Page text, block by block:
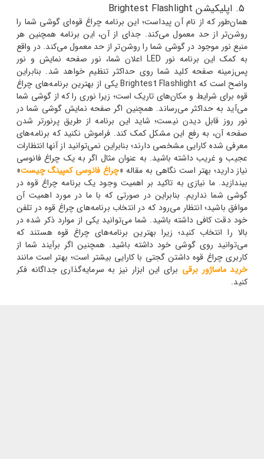
5. اپلیکیشن Brightest Flashlight
همان‌طور که از نام آن پیداست؛ این برنامه چراغ قوه‌ای گوشی شما را
روشن‌تر از حد معمول می‌کند. جدای از آن، این برنامه همچنین هر
منبع نور موجود در گوشی شما را روشن‌تر از حد معمول می‌کند. در واقع
به کمک این برنامه نور LED اعلان شما، نور صفحه نمایش و نور
پس‌زمینه صفحه کلید شما روی حداکثر تنظیم خواهد شد. بنابراین
واضح است که Brightest Flashlight یکی از بهترین برنامه‌های چراغ
قوه برای شرایط و مکان‌های تاریک است؛ زیرا نوری را که از گوشی شما
می‌آید به حداکثر می‌رساند. همچنین اگر صفحه نمایش گوشی شما در
نور روز قابل دیدن نیست؛ شاید این برنامه از طریق پرنورتر شدن
صفحه آن، به رفع این مشکل کمک کند. فراموش نکنید که برنامه‌های
معرفی شده کارایی مشخصی دارند؛ بنابراین نمی‌توانید از آنها انتظارات
عجیب و غریب داشته باشید. به عنوان مثال اگر به یک چراغ فانوسی
نیاز دارید؛ بهتر است نگاهی به مقاله «چراغ فانوسی کمپینگ چیست»
بیندازید. ما نیازی به تاکید بر اهمیت وجود یک برنامه چراغ قوه در
گوشی شما نداریم. بنابراین در صورتی که با ما در مورد اهمیت آن
موافق باشید؛ انتظار می‌رود که در انتخاب برنامه‌های چراغ قوه در تلفن
خود دقت کافی داشته باشید. شما می‌توانید یکی از موارد ذکر شده در
بالا را انتخاب کنید؛ زیرا بهترین برنامه‌های چراغ قوه هستند که
می‌توانید روی گوشی خود داشته باشید. همچنین اگر برآیند شما از
کاربری چراغ قوه داشتن گجتی با کارایی بیشتر است؛ بهتر است مانند
خرید ماساژور برقی برای این ابزار نیز به سرمایه‌گذاری جداگانه فکر
کنید.